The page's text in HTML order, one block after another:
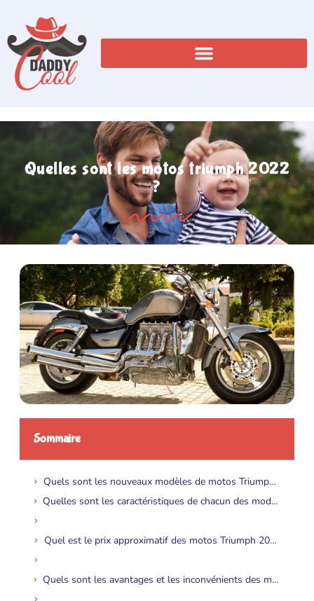
Quelles sont les motos triumph 2022
?
Sommaire
Quels sont les nouveaux modèles de motos Triumph 2022 ?
Quelles sont les caractéristiques de chacun des modèles de motos Triumph 2022 ?
Quel est le prix approximatif des motos Triumph 2022 ?
Quels sont les avantages et les inconvénients des motos Triumph 2022 ?